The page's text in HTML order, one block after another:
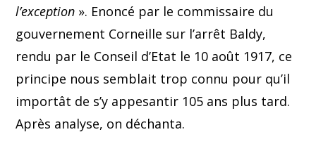
l’exception ». Enoncé par le commissaire du
gouvernement Corneille sur l’arrêt Baldy,
rendu par le Conseil d’Etat le 10 août 1917, ce
principe nous semblait trop connu pour qu’il
importât de s’y appesantir 105 ans plus tard.
Après analyse, on déchanta.